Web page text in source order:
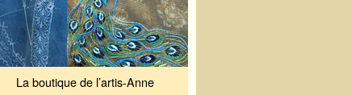
La boutique de l’artis-Anne